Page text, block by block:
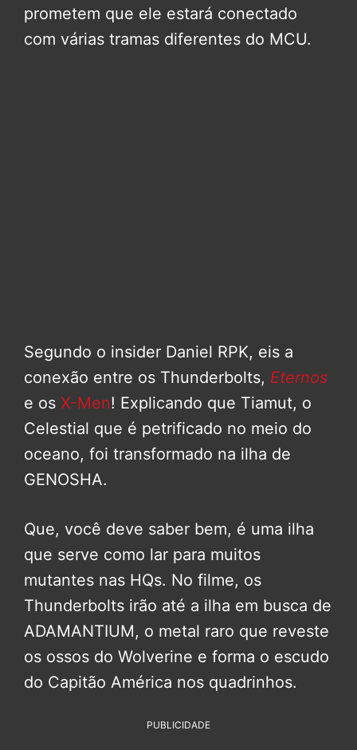
prometem que ele estará conectado
com várias tramas diferentes do MCU.
Segundo o insider Daniel RPK, eis a
conexão entre os Thunderbolts, Eternos
e os X-Men! Explicando que Tiamut, o
Celestial que é petrificado no meio do
oceano, foi transformado na ilha de
GENOSHA.
Que, você deve saber bem, é uma ilha
que serve como lar para muitos
mutantes nas HQs. No filme, os
Thunderbolts irão até a ilha em busca de
ADAMANTIUM, o metal raro que reveste
os ossos do Wolverine e forma o escudo
do Capitão América nos quadrinhos.
PUBLICIDADE